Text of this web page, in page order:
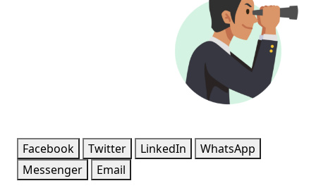
Facebook Twitter LinkedIn
WhatsApp
Messenger
Email